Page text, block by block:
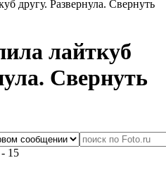
другу. Развернула. Свернуть
лайткуб
Свернуть
15